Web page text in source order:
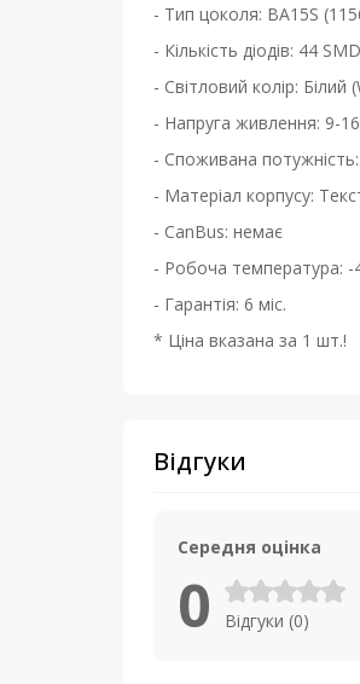
- Тип цоколя: BA15S
- Кількість діодів: 44 SMD
- Світловий колір: Білий
- Напруга живлення: 9-
- Споживана
- Матеріал корпусу:
- CanBus: немає
- Робоча температура: -
- Гарантія: 6 міс.
* Ціна вказана за 1 шт.!
Відгуки
Середня оцінка
0 Відгуки (0)